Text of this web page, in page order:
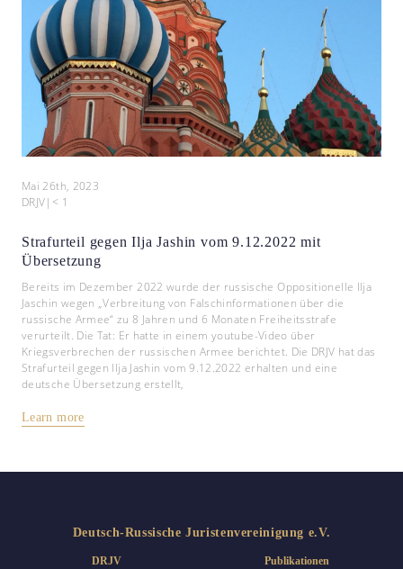
Mai 26th, 2023
DRJV| < 1
Strafurteil gegen Ilja Jashin vom 9.12.2022 mit
Übersetzung
Bereits im Dezember 2022 wurde der russische Oppositionelle Ilja
Jaschin wegen „Verbreitung von Falschinformationen über die
russische Armee“ zu 8 Jahren und 6 Monaten Freiheitsstrafe
verurteilt. Die Tat: Er hatte in einem youtube-Video über
Kriegsverbrechen der russischen Armee berichtet. Die DRJV hat das
Strafurteil gegen Ilja Jashin vom 9.12.2022 erhalten und eine
deutsche Übersetzung erstellt,
Learn more
Deutsch-Russische Juristenvereinigung e.V.
DRJV Publikationen